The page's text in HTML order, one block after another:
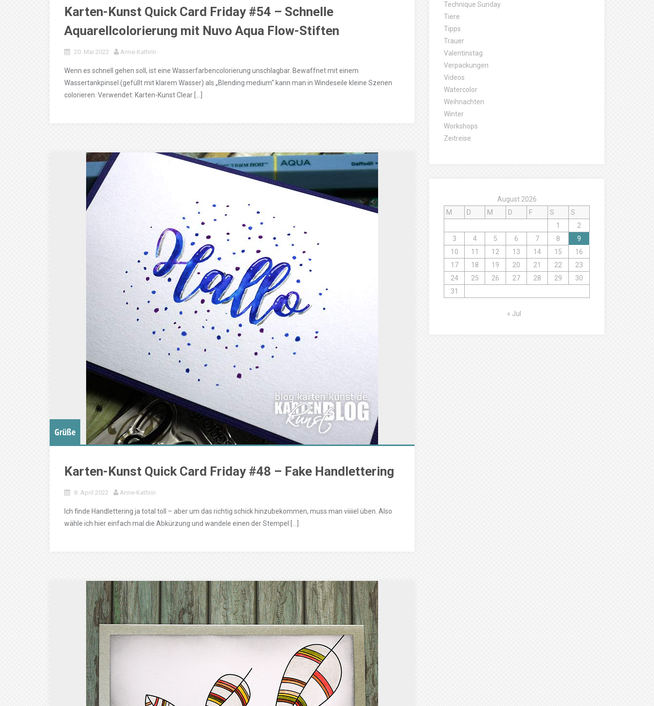
Karten-Kunst Quick Card Friday #54 – Schnelle
Aquarellcolorierung mit Nuvo Aqua Flow-Stiften
20. Mai 2022 Anne-Kathrin
Wenn es schnell gehen soll, ist eine Wasserfarbencolorierung unschlagbar. Bewaffnet mit einem
Wassertankpinsel (gefüllt mit klarem Wasser) als „Blending medium“ kann man in Windeseile kleine Szenen
colorieren. Verwendet: Karten-Kunst Clear […]
Grüße
Karten-Kunst Quick Card Friday #48 – Fake Handlettering
8. April 2022 Anne-Kathrin
Ich finde Handlettering ja total toll – aber um das richtig schick hinzubekommen, muss man viiiiel üben. Also
wähle ich hier einfach mal die Abkürzung und wandele einen der Stempel […]
Technique Sunday
Tiere
Tipps
Trauer
Valentinstag
Verpackungen
Videos
Watercolor
Weihnachten
Winter
Workshops
Zeitreise
August 2026
M
D M D F S
S
1
2
3
4 5 6 7 8
9
10
11 12 13 14 15
16
17
18 19 20 21 22
23
24
25 26 27 28 29
30
31
« Jul